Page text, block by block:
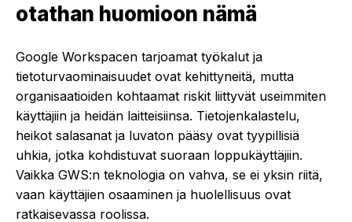
otathan huomioon nämä
Google Workspacen tarjoamat työkalut ja
tietoturvaominaisuudet ovat kehittyneitä, mutta
organisaatioiden kohtaamat riskit liittyvät useimmiten
käyttäjiin ja heidän laitteisiinsa. Tietojenkalastelu,
heikot salasanat ja luvaton pääsy ovat tyypillisiä
uhkia, jotka kohdistuvat suoraan loppukäyttäjiin.
Vaikka GWS:n teknologia on vahva, se ei yksin riitä,
vaan käyttäjien osaaminen ja huolellisuus ovat
ratkaisevassa roolissa.